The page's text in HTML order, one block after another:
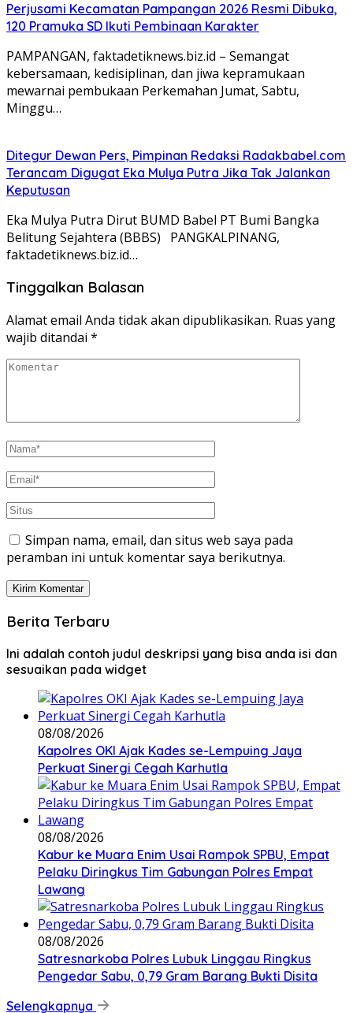
Perjusami Kecamatan Pampangan 2026 Resmi Dibuka,
120 Pramuka SD Ikuti Pembinaan Karakter
PAMPANGAN, faktadetiknews.biz.id – Semangat
kebersamaan, kedisiplinan, dan jiwa kepramukaan
mewarnai pembukaan Perkemahan Jumat, Sabtu,
Minggu…
Ditegur Dewan Pers, Pimpinan Redaksi Radakbabel.com
Terancam Digugat Eka Mulya Putra Jika Tak Jalankan
Keputusan
Eka Mulya Putra Dirut BUMD Babel PT Bumi Bangka
Belitung Sejahtera (BBBS) PANGKALPINANG,
faktadetiknews.biz.id…
Tinggalkan Balasan
Alamat email Anda tidak akan dipublikasikan. Ruas yang
wajib ditandai *
Simpan nama, email, dan situs web saya pada
peramban ini untuk komentar saya berikutnya.
Berita Terbaru
Ini adalah contoh judul deskripsi yang bisa anda isi dan
sesuaikan pada widget
08/08/2026
Kapolres OKI Ajak Kades se-Lempuing Jaya
Perkuat Sinergi Cegah Karhutla
08/08/2026
Kabur ke Muara Enim Usai Rampok SPBU, Empat
Pelaku Diringkus Tim Gabungan Polres Empat
Lawang
08/08/2026
Satresnarkoba Polres Lubuk Linggau Ringkus
Pengedar Sabu, 0,79 Gram Barang Bukti Disita
Selengkapnya